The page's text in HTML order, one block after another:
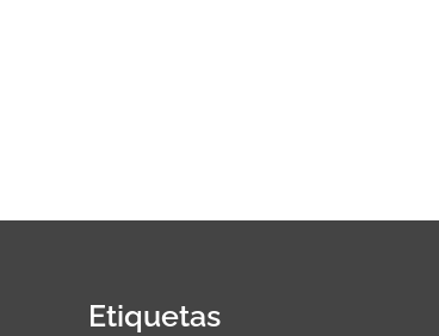
Etiquetas